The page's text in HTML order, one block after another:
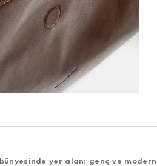
yer alan; genç ve